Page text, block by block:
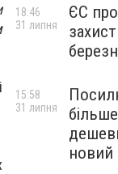
ЄС
18:46
31 липня
новий
15:58
31 липня